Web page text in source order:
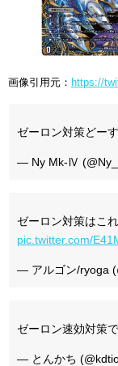
画像引用元： https://
ゼーロン対策どー
— Ny Mk-Ⅳ
ゼーロン対策はこ
pic.twitter.com/
— アルゴン/ryoga
ゼーロン速効対策
— とんかち